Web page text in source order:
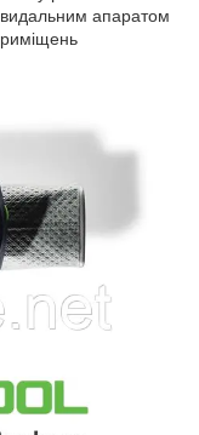
апаратом